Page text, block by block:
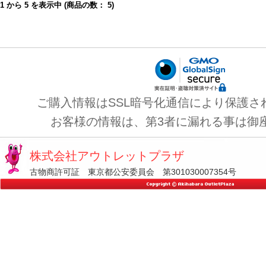
1 から 5 を表示中 (商品の数： 5)
ご購入情報はSSL暗号化通信により保護さ
お客様の情報は、第3者に漏れる事は御
株式会社アウトレットプラザ
古物商許可証 東京都公安委員会 第301030007354号